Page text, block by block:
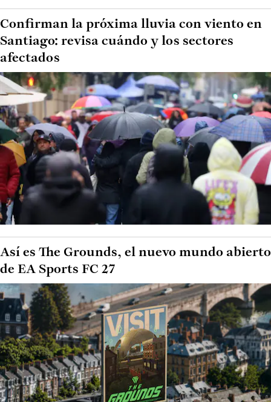
Confirman la próxima lluvia con viento en
Santiago: revisa cuándo y los sectores
afectados
Así es The Grounds, el nuevo mundo abierto
de EA Sports FC 27